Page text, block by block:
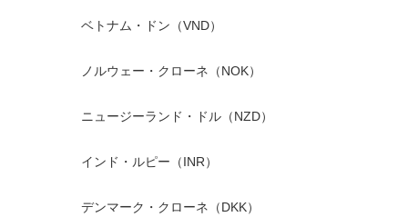
ベトナム・ドン（VND）
ノルウェー・クローネ（NOK）
ニュージーランド・ドル（NZD）
インド・ルピー（INR）
デンマーク・クローネ（DKK）